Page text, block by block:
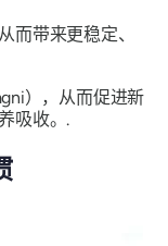
而带来更稳定、
），从而促进新
吸收。.